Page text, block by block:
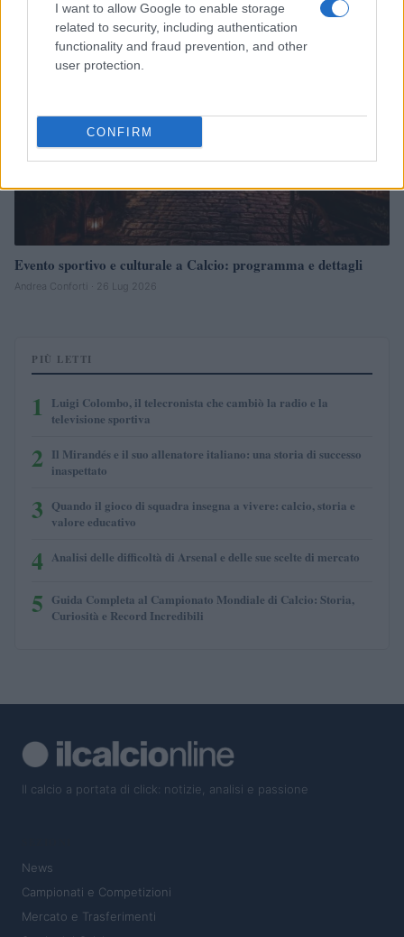
I want to allow Google to enable storage
related to security, including authentication
functionality and fraud prevention, and other
user protection.
CONFIRM
NEWS
Evento sportivo e culturale a Calcio: programma e dettagli
Andrea Conforti · 26 Lug 2026
PIÙ LETTI
1
Luigi Colombo, il telecronista che cambiò la radio e la
televisione sportiva
2 Il Mirandés e il suo allenatore italiano: una storia di successo
inaspettato
3 Quando il gioco di squadra insegna a vivere: calcio, storia e
valore educativo
4 Analisi delle difficoltà di Arsenal e delle sue scelte di mercato
5 Guida Completa al Campionato Mondiale di Calcio: Storia,
Curiosità e Record Incredibili
Il calcio a portata di click: notizie, analisi e passione
News
Campionati e Competizioni
Mercato e Trasferimenti